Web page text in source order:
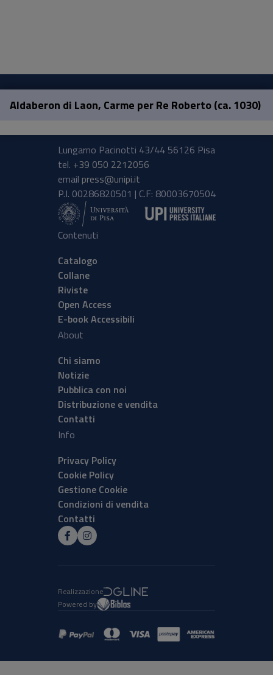
Aldaberon di Laon, Carme per Re Roberto (ca. 1030)
Lungarno Pacinotti 43/44 56126 Pisa
tel. +39 050 2212056
email press@unipi.it
P.I. 00286820501 | C.F: 80003670504
Contenuti
Catalogo
Collane
Riviste
Open Access
E-book Accessibili
About
Chi siamo
Notizie
Pubblica con noi
Distribuzione e vendita
Contatti
Info
Privacy Policy
Cookie Policy
Gestione Cookie
Condizioni di vendita
Contatti
Realizzazione
Powered by